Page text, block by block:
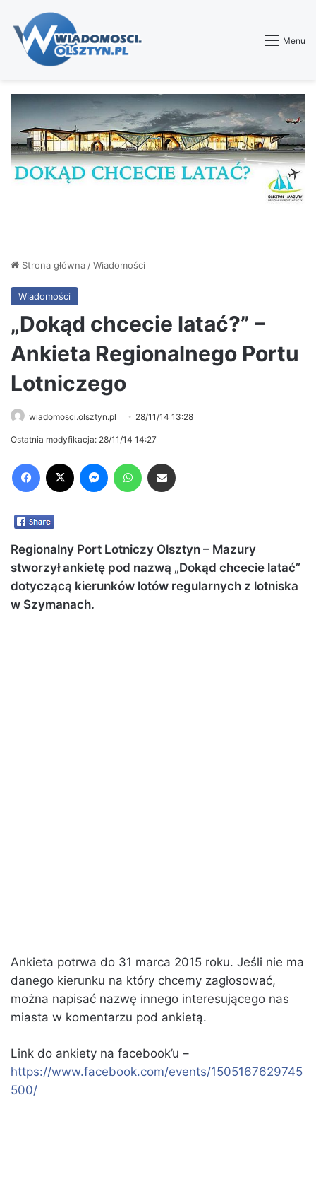
Menu
Strona główna /Wiadomości
Wiadomości
„Dokąd chcecie latać?” –
Ankieta Regionalnego Portu
Lotniczego
wiadomosci.olsztyn.pl 28/11/14 13:28
Ostatnia modyfikacja: 28/11/14 14:27
Regionalny Port Lotniczy Olsztyn – Mazury
stworzył ankietę pod nazwą „Dokąd chcecie latać”
dotyczącą kierunków lotów regularnych z lotniska
w Szymanach.
Ankieta potrwa do 31 marca 2015 roku. Jeśli nie ma
danego kierunku na który chcemy zagłosować,
można napisać nazwę innego interesującego nas
miasta w komentarzu pod ankietą.
Link do ankiety na facebook’u –
https://www.facebook.com/events/1505167629745
500/